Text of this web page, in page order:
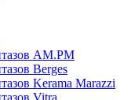
AM.PM
Berges
Kerama Marazzi